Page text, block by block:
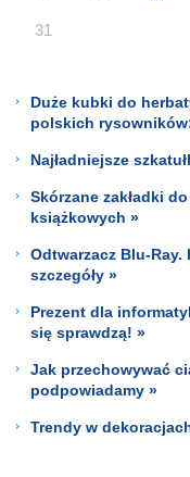
31
Duże kubki do
polskich
Najładniejsze
Skórzane zakładki
książkowych »
Odtwarzacz Blu-
szczegóły »
Prezent dla
się sprawdzą! »
Jak przechowywać
podpowiadamy »
Trendy w